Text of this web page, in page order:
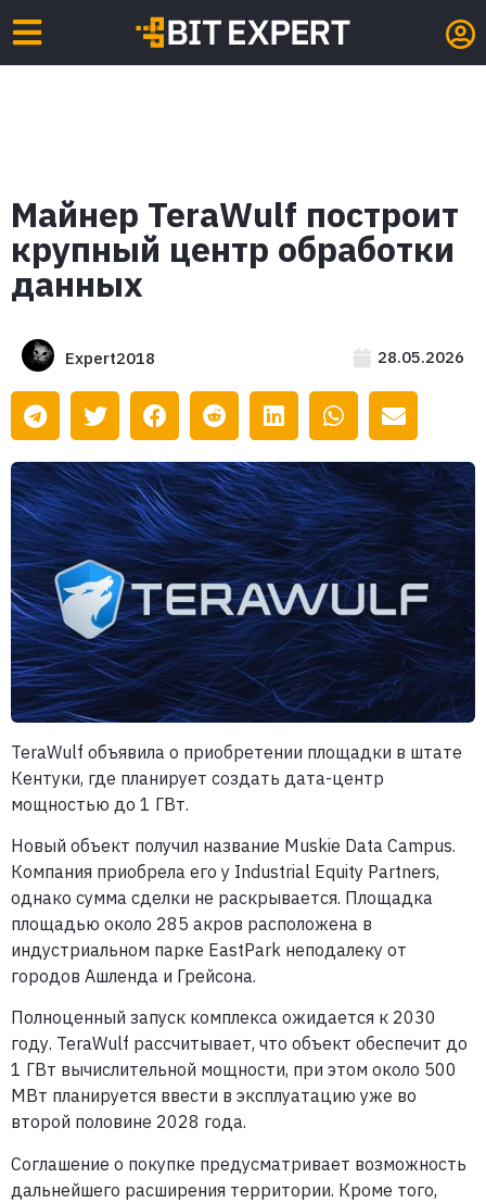
Майнер TeraWulf построит
крупный центр обработки
данных
Expert2018 28.05.2026
TeraWulf объявила о приобретении площадки в штате
Кентуки, где планирует создать дата-центр
мощностью до 1 ГВт.
Новый объект получил название Muskie Data Campus.
Компания приобрела его у Industrial Equity Partners,
однако сумма сделки не раскрывается. Площадка
площадью около 285 акров расположена в
индустриальном парке EastPark неподалеку от
городов Ашленда и Грейсона.
Полноценный запуск комплекса ожидается к 2030
году. TeraWulf рассчитывает, что объект обеспечит до
1 ГВт вычислительной мощности, при этом около 500
МВт планируется ввести в эксплуатацию уже во
второй половине 2028 года.
Соглашение о покупке предусматривает возможность
дальнейшего расширения территории. Кроме того,